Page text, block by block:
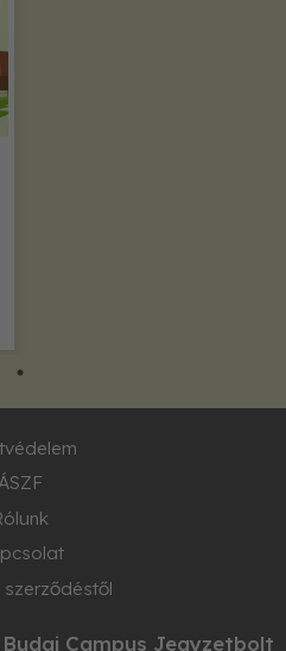
szerződéstől
Campus Jegyzetbolt